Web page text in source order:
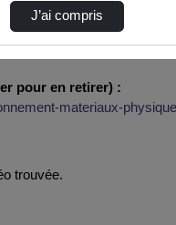
la recherche
pour en retirer) :
materiaux-
trouvée.
J’ai compris